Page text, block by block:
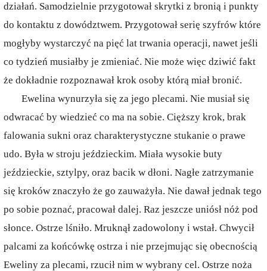
działań. Samodzielnie przygotował skrytki z bronią i punkty
do kontaktu z dowództwem. Przygotował serię szyfrów które
mogłyby wystarczyć na pięć lat trwania operacji, nawet jeśli
co tydzień musiałby je zmieniać. Nie może więc dziwić fakt
że dokładnie rozpoznawał krok osoby którą miał bronić.
Ewelina wynurzyła się za jego plecami. Nie musiał się
odwracać by wiedzieć co ma na sobie. Cięższy krok, brak
falowania sukni oraz charakterystyczne stukanie o prawe
udo. Była w stroju jeździeckim. Miała wysokie buty
jeździeckie, sztylpy, oraz bacik w dłoni. Nagłe zatrzymanie
się kroków znaczyło że go zauważyła. Nie dawał jednak tego
po sobie poznać, pracował dalej. Raz jeszcze uniósł nóż pod
słonce. Ostrze lśniło. Mruknął zadowolony i wstał. Chwycił
palcami za końcówkę ostrza i nie przejmując się obecnością
Eweliny za plecami, rzucił nim w wybrany cel. Ostrze noża